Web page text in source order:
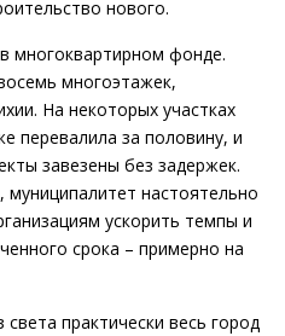
нового.
многоквартирном фонде.
многоэтажек,
На некоторых участках
перевалила за половину, и
завезены без задержек.
настоятельно
ускорить темпы и
срока – примерно на
практически весь город